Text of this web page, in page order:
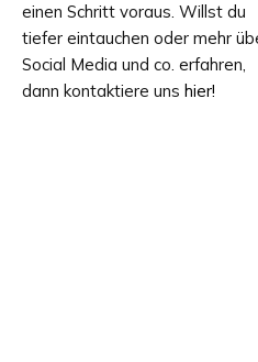
einen Schritt voraus. Willst du
tiefer eintauchen oder mehr
Social Media und co. erfahren,
dann kontaktiere uns hier!